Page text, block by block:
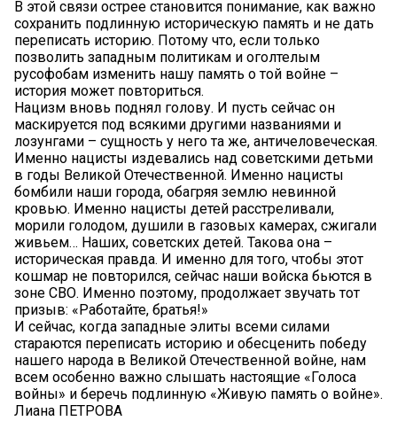
В этой связи острее становится понимание, как важно
сохранить подлинную историческую память и не дать
переписать историю. Потому что, если только
позволить западным политикам и оголтелым
русофобам изменить нашу память о той войне –
история может повториться.
Нацизм вновь поднял голову. И пусть сейчас он
маскируется под всякими другими названиями и
лозунгами – сущность у него та же, античеловеческая.
Именно нацисты издевались над советскими детьми
в годы Великой Отечественной. Именно нацисты
бомбили наши города, обагряя землю невинной
кровью. Именно нацисты детей расстреливали,
морили голодом, душили в газовых камерах, сжигали
живьем… Наших, советских детей. Такова она –
историческая правда. И именно для того, чтобы этот
кошмар не повторился, сейчас наши войска бьются в
зоне СВО. Именно поэтому, продолжает звучать тот
призыв: «Работайте, братья!»
И сейчас, когда западные элиты всеми силами
стараются переписать историю и обесценить победу
нашего народа в Великой Отечественной войне, нам
всем особенно важно слышать настоящие «Голоса
войны» и беречь подлинную «Живую память о войне».
Лиана ПЕТРОВА